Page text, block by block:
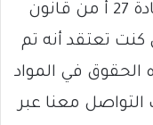
يتم الاستخدام المواد وفقًا للمادة 27 أ من قانون
والنشر 2007، وإن كنت تعتقد أنه تم
في المواد
معنا عبر